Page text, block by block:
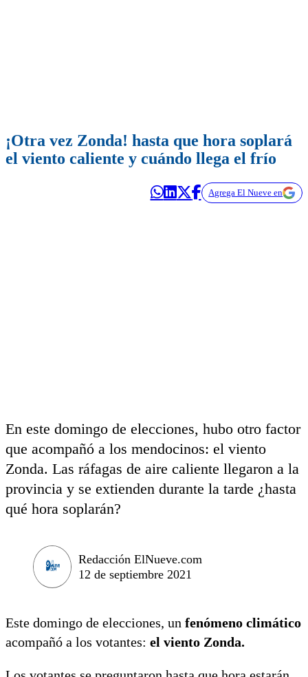
¡Otra vez Zonda! hasta que hora soplará
el viento caliente y cuándo llega el frío
Agrega El Nueve en
En este domingo de elecciones, hubo otro factor
que acompañó a los mendocinos: el viento
Zonda. Las ráfagas de aire caliente llegaron a la
provincia y se extienden durante la tarde ¿hasta
qué hora soplarán?
Redacción ElNueve.com
12 de septiembre 2021
Este domingo de elecciones, un fenómeno climático
acompañó a los votantes: el viento Zonda.